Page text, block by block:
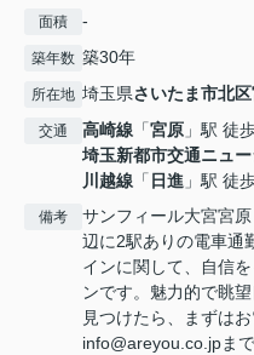
面積 -
築年数 築30年
所在地 埼玉県さいたま市北区
交通 高崎線 「宮原 」駅 徒
埼玉新都市交通ニュ
川越線 「 日進 」駅 徒
備考
サンフィール大宮宮
辺に2駅ありの電車通
インに関して、自信
ンです。魅力的で眺
見つけたら、まずは
info@areyou.co.jpま